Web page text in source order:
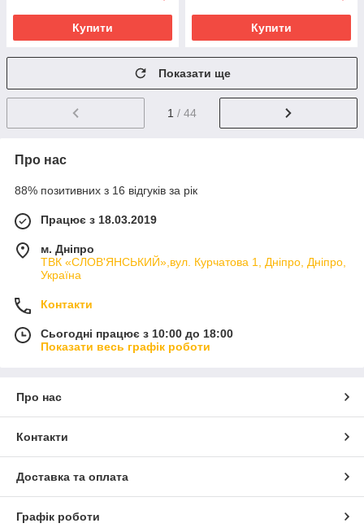
Купити Купити
Показати ще
1 / 44
Про нас
88% позитивних з 16 відгуків за рік
Працює з 18.03.2019
м. Дніпро
ТВК «СЛОВ'ЯНСЬКИЙ»,вул. Курчатова 1, Дніпро, Дніпро,
Україна
Контакти
Сьогодні працює з 10:00 до 18:00
Показати весь графік роботи
Про нас
Контакти
Доставка та оплата
Графік роботи